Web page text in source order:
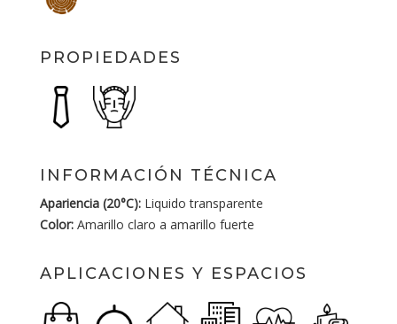
PROPIEDADES
INFORMACIÓN TÉCNICA
Apariencia (20°C): Liquido transparente
Color: Amarillo claro a amarillo fuerte
APLICACIONES Y ESPACIOS